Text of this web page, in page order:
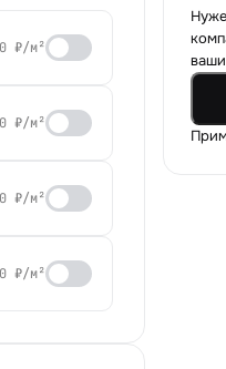
₽/м²
₽/м²
₽/м²
₽/м²